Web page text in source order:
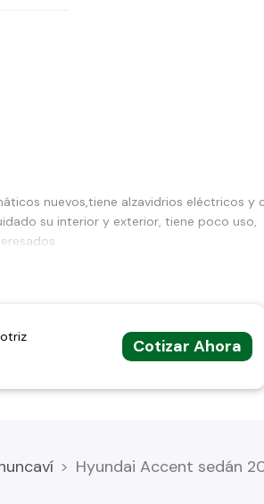
nuevos,tiene alzavidrios eléctricos y
su interior y exterior, tiene poco uso,
Cotizar Ahora
Hyundai Accent sedán